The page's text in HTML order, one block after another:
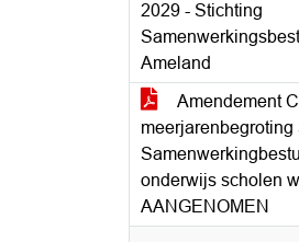
2029 - Stichting
Ameland
Amendement
meerjarenbegroting
onderwijs scholen
AANGENOMEN